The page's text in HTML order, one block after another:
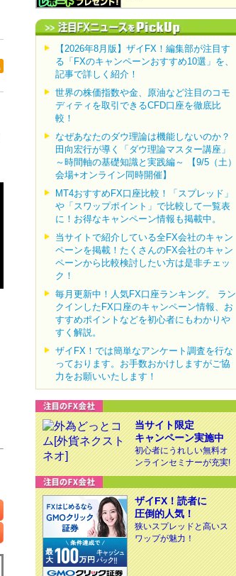
【2026年8月版】ザイFX！編集部が注目す
る「FXのキャンペーンおすすめ10選」を、
記事で詳しく紹介！
世界の株価指数や金、原油など注目のコモ
ディティを取引できるCFD口座を徹底比
較！
なぜあなたのダウ理論は機能しないのか？
田向宏行が導く「ダウ理論マスター講座」
～時間軸の基礎知識と実践編～ 【9/5（土）
会場+オンライン同時開催】
MT4おすすめFX口座比較！「スプレッド」
や「スワップポイント」で比較して一覧表
に！お得なキャンペーン情報も掲載中。
当サイトで紹介している全FX会社のキャン
ペーンを掲載！たくさんのFX会社のキャン
ペーンから比較検討したい方は是非チェッ
ク！
毎月更新中！人気FX口座ランキング。 ラン
クインしたFX口座のキャンペーン情報、お
すすめポイントなどを初心者にもわかりや
すく解説。
ザイFX！では簡単なアンケート調査を行な
っております。お手数おかけしますがご協
力をお願いいたします！
当サイト限定
キャンペーン実施中
初心者にうれしい無料オ
ンラインセミナーが充実!
ザイFX！読者に
圧倒的人気！
狭いスプレッドと高いス
ワップが魅力！